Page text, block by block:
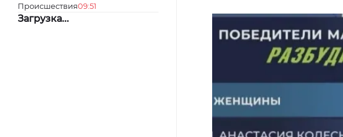
Происшествия09:51
Загрузка...